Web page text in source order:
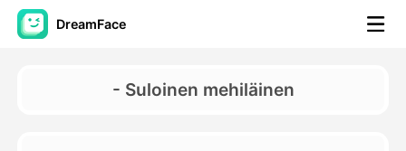
DreamFace
- Suloinen mehiläinen